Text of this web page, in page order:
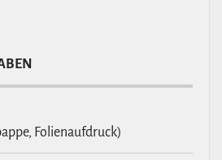
Folienaufdruck)